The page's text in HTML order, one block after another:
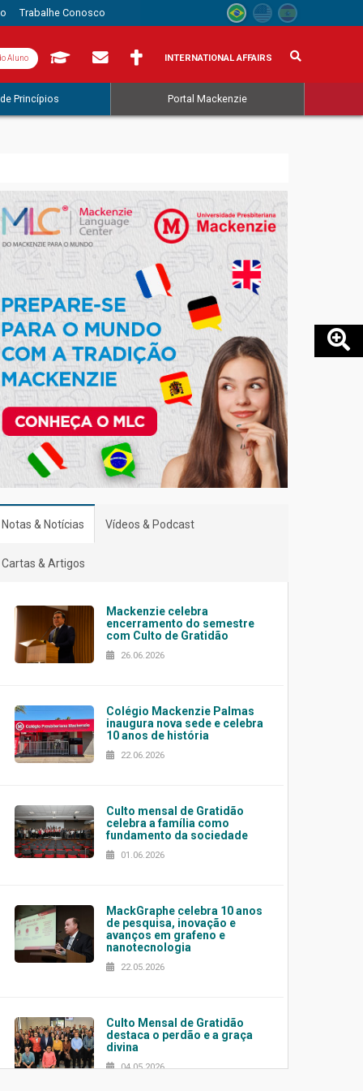
Trabalhe Conosco
Aluno INTERNATIONAL AFFAIRS
Princípios Portal Mackenzie
Notas & Notícias Vídeos & Podcast
Cartas & Artigos
Mackenzie celebra
encerramento do semestre
com Culto de Gratidão
26.06.2026
Colégio Mackenzie Palmas
inaugura nova sede e celebra
10 anos de história
22.06.2026
Culto mensal de Gratidão
celebra a família como
fundamento da sociedade
01.06.2026
MackGraphe celebra 10 anos
de pesquisa, inovação e
avanços em grafeno e
nanotecnologia
22.05.2026
Culto Mensal de Gratidão
destaca o perdão e a graça
divina
04.05.2026